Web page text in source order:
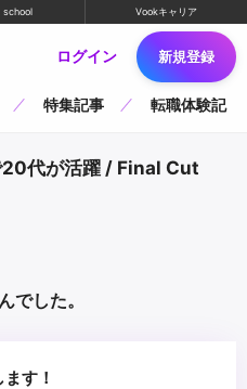
school Vookキャリア
ログイン 新規登録
特集記事 転職体験記
20代が活躍 / Final Cut
でした。
す！